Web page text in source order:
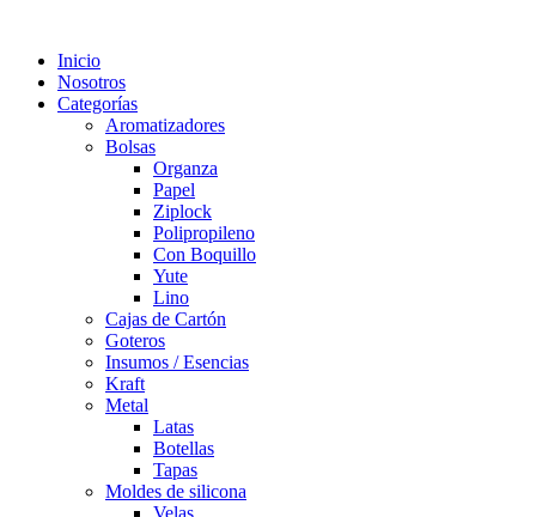
Inicio
Nosotros
Categorías
Aromatizadores
Bolsas
Organza
Papel
Ziplock
Polipropileno
Con Boquillo
Yute
Lino
Cajas de Cartón
Goteros
Insumos / Esencias
Kraft
Metal
Latas
Botellas
Tapas
Moldes de silicona
Velas